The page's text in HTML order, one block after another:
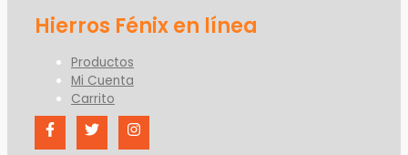
Productos
Mi Cuenta
Carrito